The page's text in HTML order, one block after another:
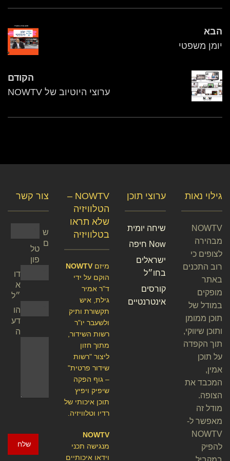
הבא
יומן משפטי
הקודם
ערוצי היוטיוב של NOWTV
צור קשר
ש
ם
טל
פון
דו
א
״ל
הו
דע
ה
שלח
NOWTV –
הטלוויזיה
שלא תראו
בטלוויזיה
מיזם NOWTV
הוקם על ידי
ד"ר אמיר
גילת, איש
תקשורת ותיק
ולשעבר יו"ר
רשות השידור,
מתוך חזון
ליצור "רשות
שידור פרטית"
– גוף הפקה
שיפיק ויפיץ
תוכן איכותי של
רדיו וטלוויזיה.
NOWTV
מנגישה תכני
וידאו איכותיים
ערוצי תוכן
שיחה יומית
Now חיפה
ישראלים
בחו״ל
קורסים
אינטרנטיים
גילוי נאות
NOWTV
מבהירה
לצופים כי
רוב התכנים
באתר
מופקים
במודל של
תוכן ממומן
ותוכן שיווקי,
תוך הקפדה
על תוכן
אמין,
המכבד את
הצופה.
מודל זה
מאפשר ל-
NOWTV
להפיק